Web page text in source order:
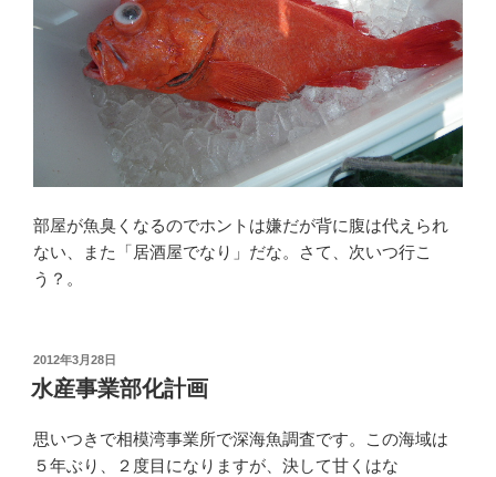
部屋が魚臭くなるのでホントは嫌だが背に腹は代えられ
ない、また「居酒屋でなり」だな。さて、次いつ行こ
う？。
投
稿
日:
2012年3月28日
水産事業部化計画
思いつきで相模湾事業所で深海魚調査です。この海域は
５年ぶり、２度目になりますが、決して甘くはな